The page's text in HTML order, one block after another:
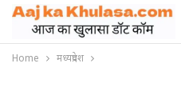
Home मध्यप्रदेश